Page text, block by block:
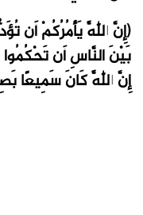
(إِنَّ اللَّهَ يَأْمُرُكُمْ أَن
بَيْنَ النَّاسِ أَن
إِنَّ اللَّهَ كَانَ سَمِيعًا بَصِيرًا (58)